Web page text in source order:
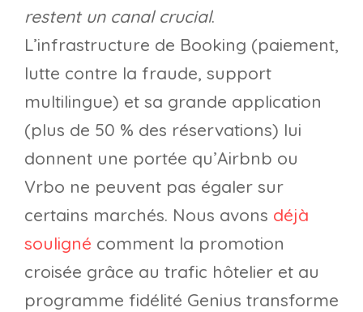
restent un canal crucial.
L’infrastructure de Booking (paiement,
lutte contre la fraude, support
multilingue) et sa grande application
(plus de 50 % des réservations) lui
donnent une portée qu’Airbnb ou
Vrbo ne peuvent pas égaler sur
certains marchés. Nous avons déjà
souligné comment la promotion
croisée grâce au trafic hôtelier et au
programme fidélité Genius transforme